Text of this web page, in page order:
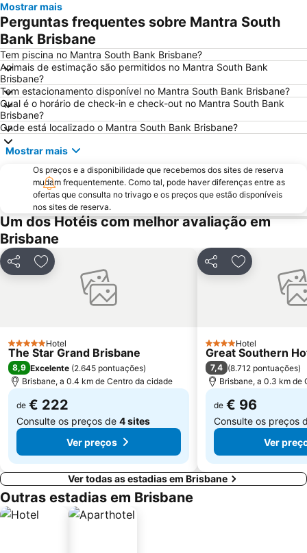
Mostrar mais
Perguntas frequentes sobre Mantra South
Bank Brisbane
Tem piscina no Mantra South Bank Brisbane?
Animais de estimação são permitidos no Mantra South Bank
Brisbane?
Tem estacionamento disponível no Mantra South Bank Brisbane?
Qual é o horário de check-in e check-out no Mantra South Bank
Brisbane?
Onde está localizado o Mantra South Bank Brisbane?
Mostrar mais
Os preços e a disponibilidade que recebemos dos sites de reserva
mudam frequentemente. Como tal, pode haver diferenças entre as
ofertas que consulta no trivago e os preços que estão disponíveis
nos sites de reserva.
Um dos Hotéis com melhor avaliação em
Brisbane
PartilharAdicionar aos favoritos
5 EstrelasHotel
The Star Grand Brisbane
8,9 Excelente (2.645 pontuações)
Brisbane, a 0.4 km de Centro da cidade
de € 222
Consulte os preços de 4 sites
Ver preços
PartilharAdicionar
4 Estrelas
Hotel
Great Southern
7,4 (8.712 pontuações)
Brisbane, a 0.3 km de
de € 96
Consulte os preços
Ver
Ver todas as estadias em Brisbane
Outras estadias em Brisbane